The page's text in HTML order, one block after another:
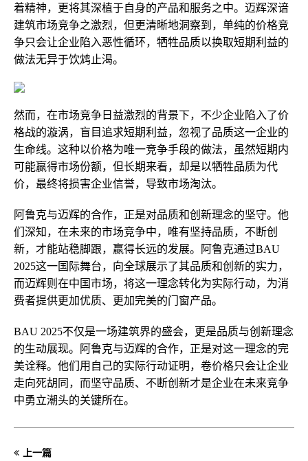
着精神，更将其深植于自身的产品和服务之中。迈辉深谙
建筑市场竞争之激烈，但更清晰地洞察到，单纯的价格竞
争只会让企业陷入恶性循环，牺牲品质以换取短期利益的
做法无异于饮鸩止渴。
然而，在市场竞争日益激烈的背景下，不少企业陷入了价
格战的漩涡，盲目追求短期利益，忽视了品质这一企业的
生命线。这种以价格为唯一竞争手段的做法，虽然短期内
可能赢得市场份额，但长期来看，却是以牺牲品质为代
价，最终将损害企业信誉，导致市场淘汰。
阿鲁克与迈辉的合作，正是对品质和创新理念的坚守。他
们深知，在未来的市场竞争中，唯有坚持品质，不断创
新，才能站稳脚跟，赢得长远的发展。阿鲁克通过BAU
2025这一国际舞台，向全球展示了其品质和创新的实力，
而迈辉则在中国市场，将这一理念转化为实际行动，为消
费者提供更加优质、更加完美的门窗产品。
BAU 2025不仅是一场建筑界的盛会，更是品质与创新理念
的生动展现。阿鲁克与迈辉的合作，正是对这一理念的完
美诠释。他们用自己的实际行动证明，卷价格只会让企业
走向死胡同，而坚守品质、不断创新才是企业在未来竞争
中勇立潮头的关键所在。
上一篇